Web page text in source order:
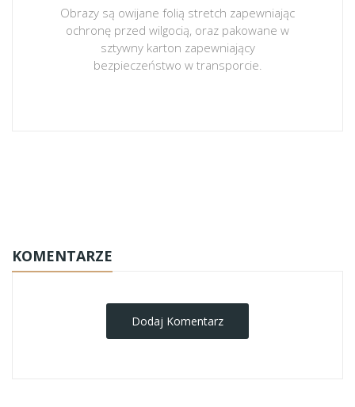
Obrazy są owijane folią stretch zapewniając
ochronę przed wilgocią, oraz pakowane w
sztywny karton zapewniający
bezpieczeństwo w transporcie.
KOMENTARZE
Dodaj Komentarz